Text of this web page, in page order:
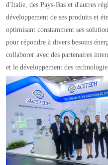
d'Italie, des Pays-Bas et d'autres
développement de ses produits et
optimisant constamment ses
pour répondre à divers besoins
collaborer avec des partenaires
et le développement des